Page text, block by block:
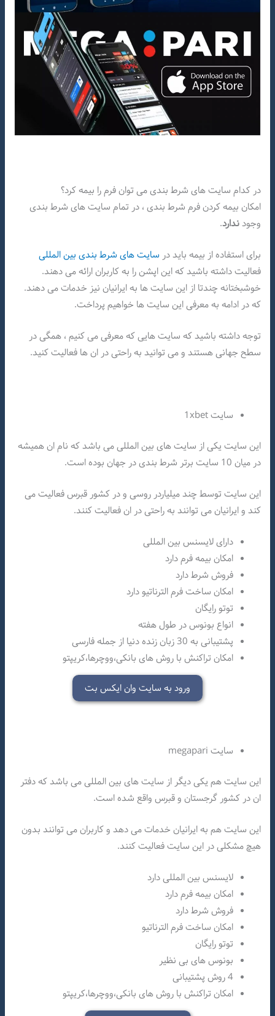
در کدام سایت های شرط بندی می توان فرم را بیمه کرد؟
امکان بیمه کردن فرم شرط بندی ، در تمام سایت های شرط بندی
وجودندارد.
برای استفاده از بیمه باید در سایت های شرط بندی بین المللی
فعالیت داشته باشید که این اپشن را به کاربران ارائه می دهند.
خوشبختانه چندتا از این سایت ها به ایرانیان نیز خدمات می دهند.
که در ادامه به معرفی این سایت ها خواهیم پرداخت.
توجه داشته باشید که سایت هایی که معرفی می کنیم ، همگی در
سطح جهانی هستند و می توانید به راحتی در ان ها فعالیت کنید.
سایت 1xbet
این سایت یکی از سایت های بین المللی می باشد که نام ان همیشه
در میان 10 سایت برتر شرط بندی در جهان بوده است.
این سایت توسط چند میلیاردر روسی و در کشور قبرس فعالیت می
کند و ایرانیان می توانند به راحتی در ان فعالیت کنند.
دارای لایسنس بین المللی
امکان بیمه فرم دارد
فروش شرط دارد
امکان ساخت فرم الترناتیو دارد
توتو رایگان
انواع بونوس در طول هفته
پشتیبانی به 30 زبان زنده دنیا از جمله فارسی
امکان تراکنش با روش های بانکی،ووچرها،کریپتو
ورود به سایت وان ایکس بت
سایت megapari
این سایت هم یکی دیگر از سایت های بین المللی می باشد که دفتر
ان در کشور گرجستان و قبرس واقع شده است.
این سایت هم به ایرانیان خدمات می دهد و کاربران می توانند بدون
هیچ مشکلی در این سایت فعالیت کنند.
لایسنس بین المللی دارد
امکان بیمه فرم دارد
فروش شرط دارد
امکان ساخت فرم الترناتیو
توتو رایگان
بونوس های بی نظیر
4 روش پشتیبانی
امکان تراکنش با روش های بانکی،ووچرها،کریپتو